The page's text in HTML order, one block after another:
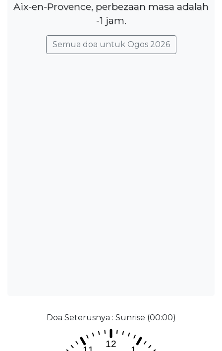
Aix-en-Provence, perbezaan masa adalah
-1 jam.
Semua doa untuk Ogos 2026
Doa Seterusnya : Sunrise (00:00)